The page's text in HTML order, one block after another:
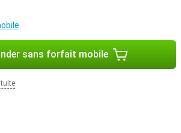
Cela signifie que tout ce que vous
sera un peu plus facile grâce aux nouvelles
Vous pouvez personnaliser encore plus
Black Refurbished, par exemple en
et widgets.
sans forfait mobile